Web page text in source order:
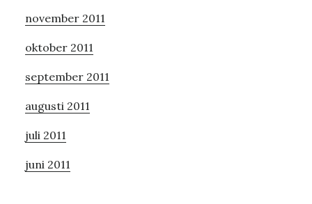
november 2011
oktober 2011
september 2011
augusti 2011
juli 2011
juni 2011